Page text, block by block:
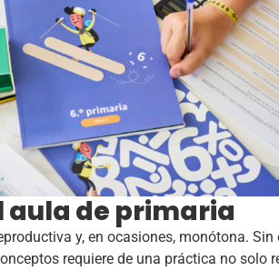
aula de primaria
y, en ocasiones, monótona.
requiere de una práctica no solo